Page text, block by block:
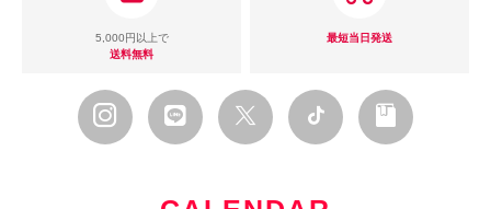
5,000円以上で
送料無料
最短当日発送